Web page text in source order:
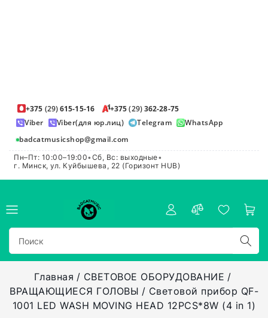
+375 (29)615-15-16 +375(29)362-28-75
Viber
Viber(для юр.лиц) Telegram
WhatsApp
badcatmusicshop@gmail.com
Пн–Пт: 10:00–19:00•Сб, Вс: выходные•
г. Минск, ул. Куйбышева, 22 (Горизонт HUB)
Главная
СВЕТОВОЕ ОБОРУДОВАНИЕ
ВРАЩАЮЩИЕСЯ ГОЛОВЫ
Световой прибор QF-
1001 LED WASH MOVING HEAD 12PCS*8W (4 in 1)